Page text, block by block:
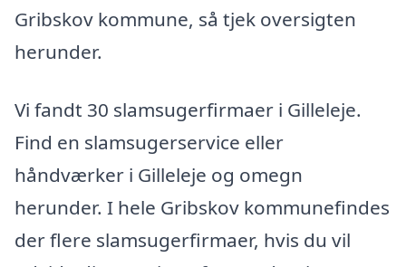
Gribskov kommune, så tjek oversigten
herunder.
Vi fandt 30 slamsugerfirmaer i Gilleleje.
Find en slamsugerservice eller
håndværker i Gilleleje og omegn
herunder. I hele Gribskov kommunefindes
der flere slamsugerfirmaer, hvis du vil